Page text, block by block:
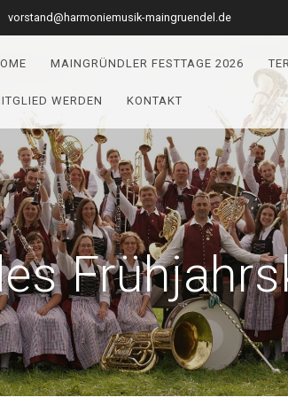
vorstand@harmoniemusik-maingruendel.de
MAINGRÜNDLER FESTTAGE 2026
WERDEN KONTAKT